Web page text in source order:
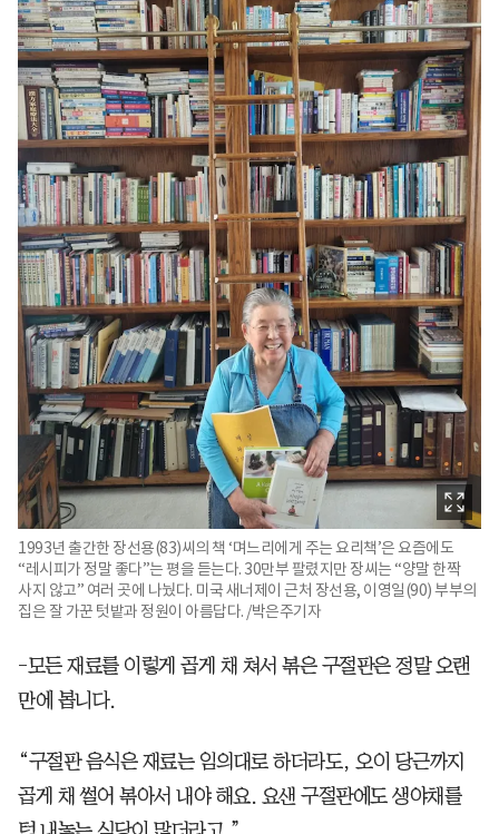
1993년 출간한 장선용(83)씨의 책 ‘며느리에게 주는 요리책’은 요즘에도
“레시피가 정말 좋다”는 평을 듣는다. 30만부 팔렸지만 장씨는 “양말 한짝
사지 않고” 여러 곳에 나눴다. 미국 새너제이 근처 장선용, 이영일(90) 부부의
집은 잘 가꾼 텃밭과 정원이 아름답다. /박은주기자
-모든 재료를 이렇게 곱게 채 쳐서 볶은 구절판은 정말 오랜
만에 봅니다.
“구절판 음식은 재료는 임의대로 하더라도, 오이 당근까지
곱게 채 썰어 볶아서 내야 해요. 요샌 구절판에도 생야채를